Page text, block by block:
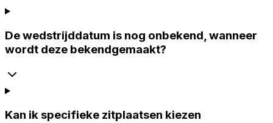
De wedstrijddatum is nog onbekend, wanneer
wordt deze bekendgemaakt?
Kan ik specifieke zitplaatsen kiezen